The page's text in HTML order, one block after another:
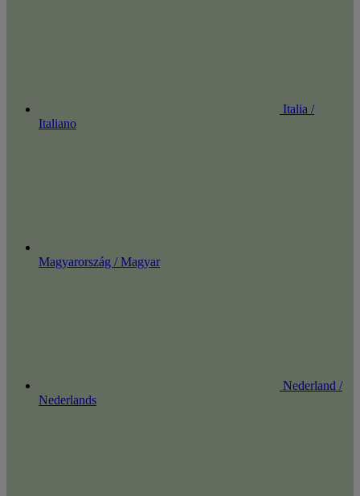
Italia /
Italiano
Magyarország / Magyar
Nederland /
Nederlands